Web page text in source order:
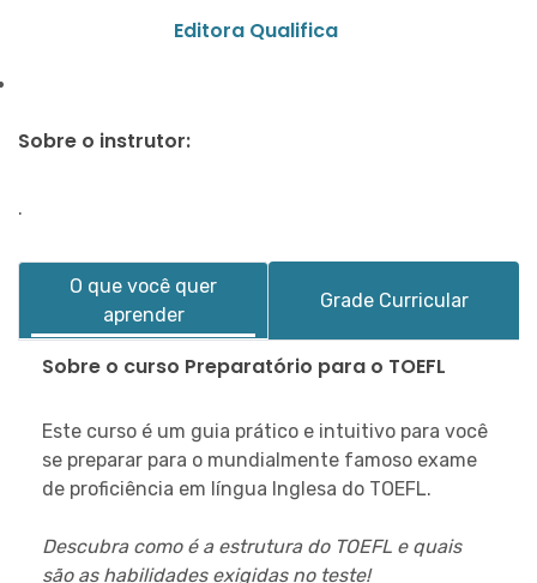
Editora Qualifica
Sobre o instrutor:
.
O que você quer
aprender
Grade Curricular
Sobre o curso Preparatório para o TOEFL
Este curso é um guia prático e intuitivo para você
se preparar para o mundialmente famoso exame
de proficiência em língua Inglesa do TOEFL.
Descubra como é a estrutura do TOEFL e quais
são as habilidades exigidas no teste!